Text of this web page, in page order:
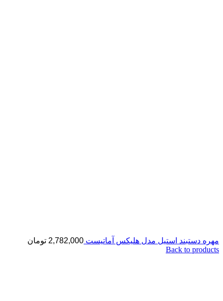
مهره دستبند استیل مدل هلیکس آماتیست 2,782,000 تومان
Back to products